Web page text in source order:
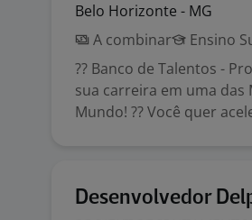
Belo Horizonte - MG
A combinar
Ensino
?? Banco de Talentos -
sua carreira em uma
Mundo! ?? Você quer
Desenvolvedor